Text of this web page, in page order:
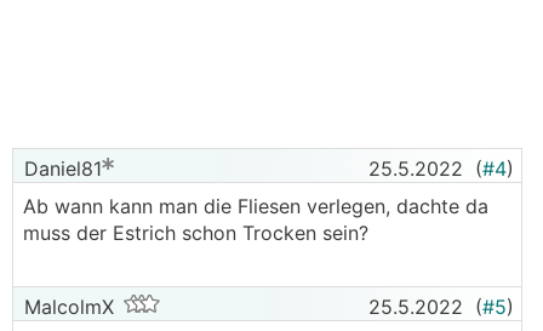
Daniel81 25.5.2022 (#4)
Ab wann kann man die Fliesen verlegen, dachte da
muss der Estrich schon Trocken sein?
MalcolmX 25.5.2022 (#5)